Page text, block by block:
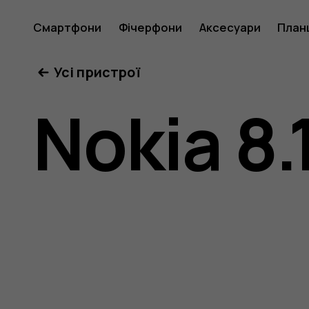
Nokia
Смартфони Фічерфони Аксесуари
Усі пристрої
Nokia